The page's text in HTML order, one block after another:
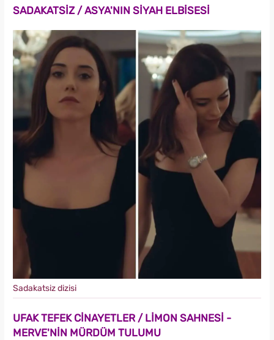
SADAKATSİZ / ASYA'NIN SİYAH ELBİSESİ
Sadakatsiz dizisi
UFAK TEFEK CİNAYETLER / LİMON SAHNESİ -
MERVE'NİN MÜRDÜM TULUMU